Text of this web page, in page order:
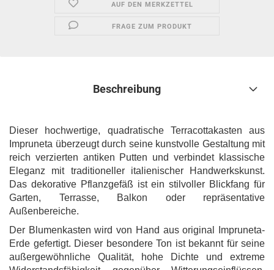
AUF DEN MERKZETTEL
FRAGE ZUM PRODUKT
Beschreibung
Dieser hochwertige, quadratische Terracottakasten aus
Impruneta überzeugt durch seine kunstvolle Gestaltung mit
reich verzierten antiken Putten und verbindet klassische
Eleganz mit traditioneller italienischer Handwerkskunst.
Das dekorative Pflanzgefäß ist ein stilvoller Blickfang für
Garten, Terrasse, Balkon oder repräsentative
Außenbereiche.
Der Blumenkasten wird von Hand aus original Impruneta-
Erde gefertigt. Dieser besondere Ton ist bekannt für seine
außergewöhnliche Qualität, hohe Dichte und extreme